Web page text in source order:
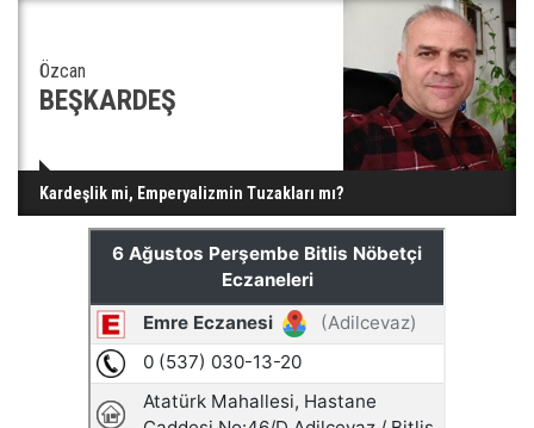
Özcan
BEŞKARDEŞ
Kardeşlik mi, Emperyalizmin Tuzakları mı?